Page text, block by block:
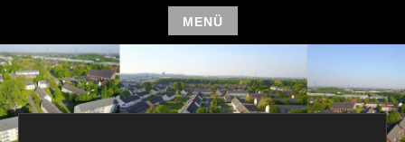
MENÜ
Zum
Inhalt
springen